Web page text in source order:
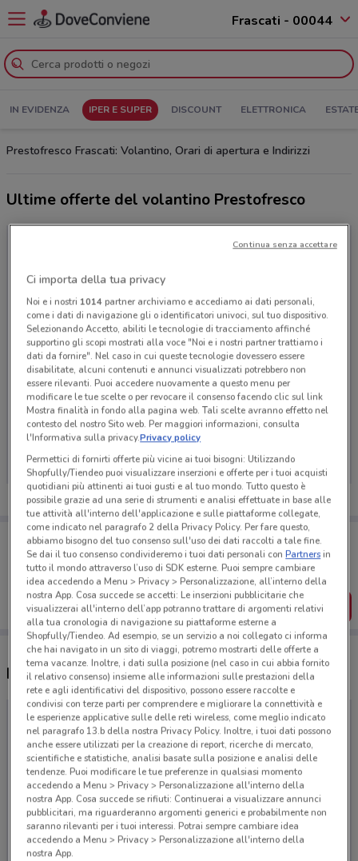
Frascati - 00044
IN EVIDENZA IPER E SUPER DISCOUNT ELETTRONICA
Prestofresco Frascati: Volantino, Orari di apertura e Indirizzi
Ultime offerte del volantino Prestofresco
Ci dispiace, al momento non abbiamo pubblicato
volantini nella tua zona. Riprova più tardi.
Porta DoveConviene sempre con te!
Puoi trovare le migliori offerte dei negozi vicino a te,
salvarle e creare la tua lista del risparmio, comodamente
dal tuo cellulare.
SCARICA L’APP
Negozi Prestofresco a Frascati
Ci importa della tua privacy
Noi e i nostri 1014partner archiviamo e accediamo ai dati personali,
come i dati di navigazione gli o identificatori univoci, sul tuo dispositivo.
Selezionando Accetto, abiliti le tecnologie di tracciamento affinché
supportino gli scopi mostrati alla voce "Noi e i nostri partner trattiamo i
dati da fornire". Nel caso in cui queste tecnologie dovessero essere
disabilitate, alcuni contenuti e annunci visualizzati potrebbero non
essere rilevanti. Puoi accedere nuovamente a questo menu per
modificare le tue scelte o per revocare il consenso facendo clic sul link
Mostra finalità in fondo alla pagina web. Tali scelte avranno effetto nel
contesto del nostro Sito web. Per maggiori informazioni, consulta
l'Informativa sulla privacy.Privacy policy
Permettici di fornirti offerte più vicine ai tuoi bisogni: Utilizzando
Shopfully/Tiendeo puoi visualizzare inserzioni e offerte per i tuoi acquisti
quotidiani più attinenti ai tuoi gusti e al tuo mondo. Tutto questo è
possibile grazie ad una serie di strumenti e analisi effettuate in base alle
tue attività all'interno dell'applicazione e sulle piattaforme collegate,
come indicato nel paragrafo 2 della Privacy Policy. Per fare questo,
abbiamo bisogno del tuo consenso sull'uso dei dati raccolti a tale fine.
Se dai il tuo consenso condivideremo i tuoi dati personali conPartnersin
tutto il mondo attraverso l’uso di SDK esterne. Puoi sempre cambiare
idea accedendo a Menu > Privacy > Personalizzazione, all’interno della
nostra App. Cosa succede se accetti: Le inserzioni pubblicitarie che
visualizzerai all'interno dell’app potranno trattare di argomenti relativi
alla tua cronologia di navigazione su piattaforme esterne a
Shopfully/Tiendeo. Ad esempio, se un servizio a noi collegato ci informa
che hai navigato in un sito di viaggi, potremo mostrarti delle offerte a
tema vacanze. Inoltre, i dati sulla posizione (nel caso in cui abbia fornito
il relativo consenso) insieme alle informazioni sulle prestazioni della
rete e agli identificativi del dispositivo, possono essere raccolte e
condivisi con terze parti per comprendere e migliorare la connettività e
le esperienze applicative sulle delle reti wireless, come meglio indicato
nel paragrafo 13.b della nostra Privacy Policy. Inoltre, i tuoi dati possono
anche essere utilizzati per la creazione di report, ricerche di mercato,
scientifiche e statistiche, analisi basate sulla posizione e analisi delle
tendenze. Puoi modificare le tue preferenze in qualsiasi momento
accedendo a Menu > Privacy > Personalizzazione all'interno della
nostra App. Cosa succede se rifiuti: Continuerai a visualizzare annunci
pubblicitari, ma riguarderanno argomenti generici e probabilmente non
saranno rilevanti per i tuoi interessi. Potrai sempre cambiare idea
accedendo a Menu > Privacy > Personalizzazione all'interno della
nostra App.
Continua senza accettare